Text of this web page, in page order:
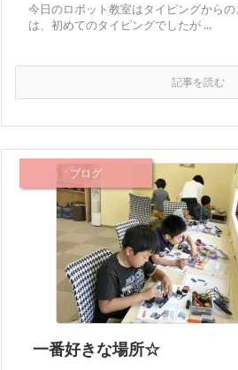
今日のロボット教室はタイピングから
は、初めてのタイピングでしたが ...
記事を読む
一番好きな場所☆
ブログ